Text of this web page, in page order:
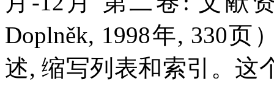
Doplněk, 1998年, 330
述, 缩写列表和索引。这